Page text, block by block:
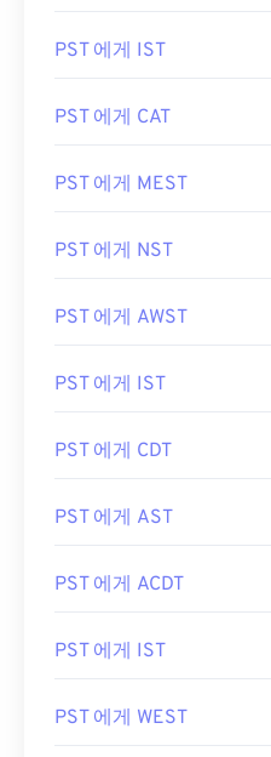
PST 에게 IST
PST 에게 CAT
PST 에게 MEST
PST 에게 NST
PST 에게 AWST
PST 에게 IST
PST 에게 CDT
PST 에게 AST
PST 에게 ACDT
PST 에게 IST
PST 에게 WEST